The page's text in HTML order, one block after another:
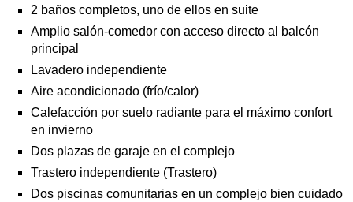
2 baños completos, uno de ellos en suite
Amplio salón-comedor con acceso directo al balcón
principal
Lavadero independiente
Aire acondicionado (frío/calor)
Calefacción por suelo radiante para el máximo confort
en invierno
Dos plazas de garaje en el complejo
Trastero independiente (Trastero)
Dos piscinas comunitarias en un complejo bien cuidado